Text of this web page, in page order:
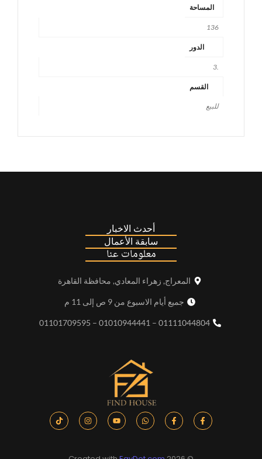
المساحة
136
الدور
القسم
للبيع
أحدث الاخبار
سابقة الأعمال
معلومات عنا
المعراج, زهراء المعادي, محافظة القاهرة
جميع أيام الاسبوع من 9 ص إلى 11 م
01111044804 – 01010944441 – 01101709595